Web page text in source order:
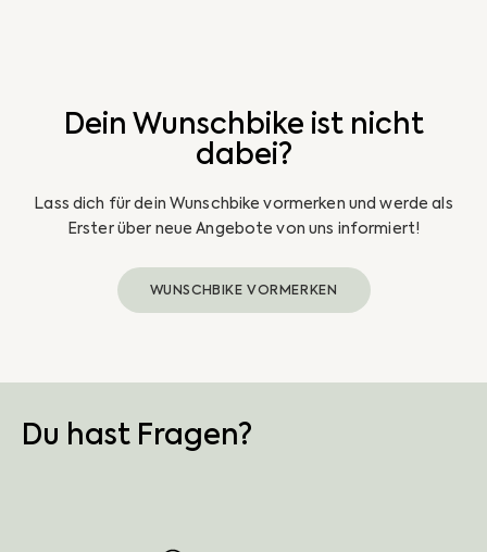
Dein Wunschbike ist nicht
dabei?
Lass dich für dein Wunschbike vormerken und werde als
Erster über neue Angebote von uns informiert!
WUNSCHBIKE VORMERKEN
Du hast Fragen?